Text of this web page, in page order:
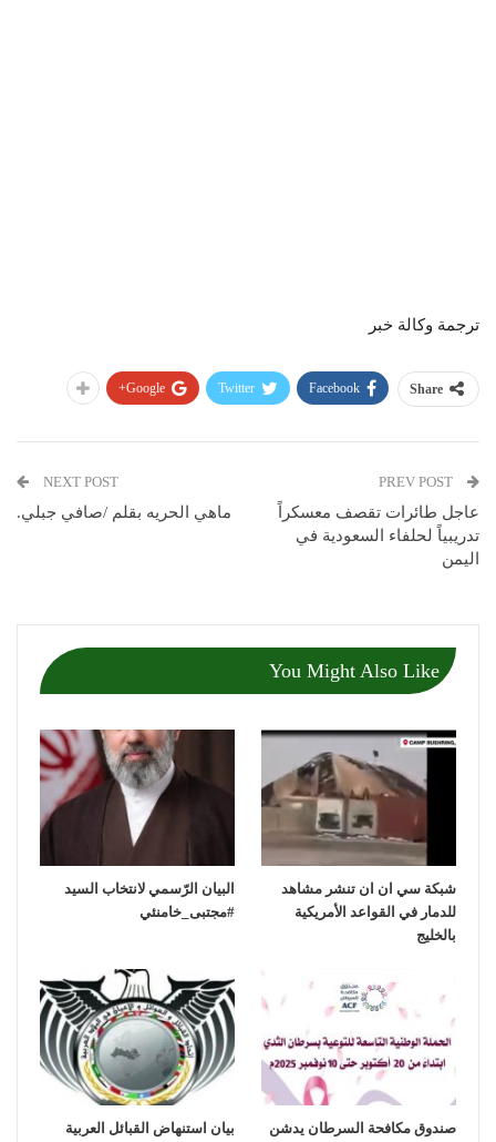
ترجمة وكالة خبر
Share
Facebook
Twitter
Google+
عاجل طائرات تقصف معسكراً
تدريبياً لحلفاء السعودية في
اليمن
NEXT POST
ماهي الحريه بقلم /صافي جبلي.
You Might Also Like
شبكة سي ان ان تنشر مشاهد
للدمار في القواعد الأمريكية
بالخليج
‏البيان الرّسمي لانتخاب السيد
صندوق مكافحة السرطان يدشن
بيان استنهاض القبائل العربية